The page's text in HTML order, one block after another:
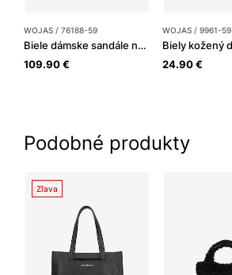
WOJAS / 76188-59
Biele dámske sandále na 9cm podpätku
109.90 €
WOJAS / 9961-59
24.90 €
Podobné produkty
Zľava